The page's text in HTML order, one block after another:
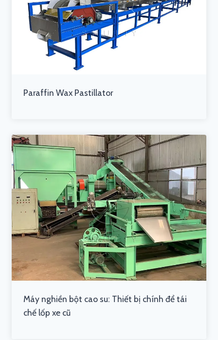
Paraffin Wax Pastillator
Máy nghiền bột cao su: Thiết bị chính để tái
chế lốp xe cũ